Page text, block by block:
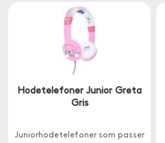
Hodetelefoner Junior Greta
Gris
Juniorhodetelefoner som passer